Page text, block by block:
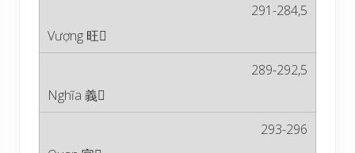
291-284,5
289-292,5
293-296